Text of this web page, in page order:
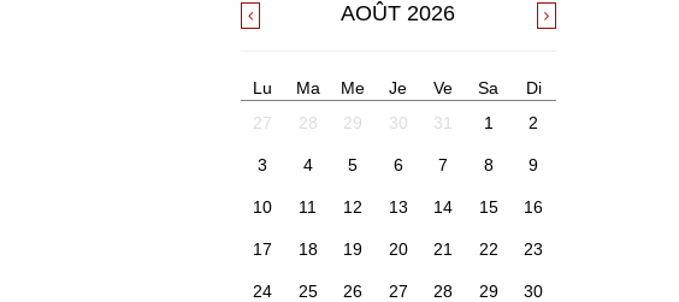
AOÛT 2026
Lu Ma Me Je Ve Sa
Di
27
28 29 30 31 1 2
3 4 5 6 7 8 9
10 11 12 13 14 15 16
17 18 19 20 21 22 23
24 25 26 27 28 29 30